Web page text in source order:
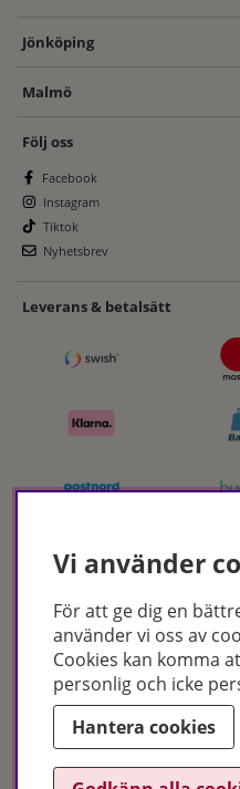
Jönköping
Malmö
Följ oss
Facebook
Instagram
Tiktok
Nyhetsbrev
Leverans & betalsätt
Certifikat
Vi använder
För att ge dig en
använder vi oss av
Cookies kan komma
personlig och icke
Hantera cookies